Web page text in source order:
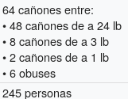
64 cañones entre:
• 48 cañones de a 24 lb
• 8 cañones de a 3 lb
• 2 cañones de a 1 lb
• 6 obuses
245 personas